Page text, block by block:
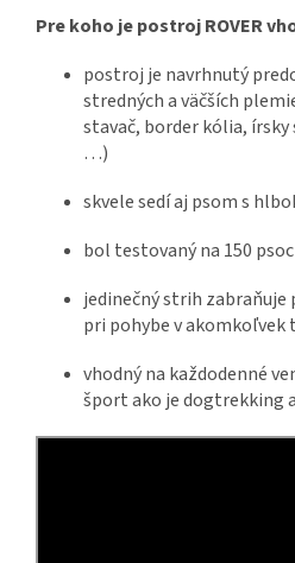
Pre koho je postroj ROVER
postroj je navrhnutý
stredných a väčších
stavač, border kólia,
…)
skvele sedí aj psom s
bol testovaný na 150
jedinečný strih zabraňuje
pri pohybe v akomkoľvek
vhodný na každodenné
šport ako je dogtrekking